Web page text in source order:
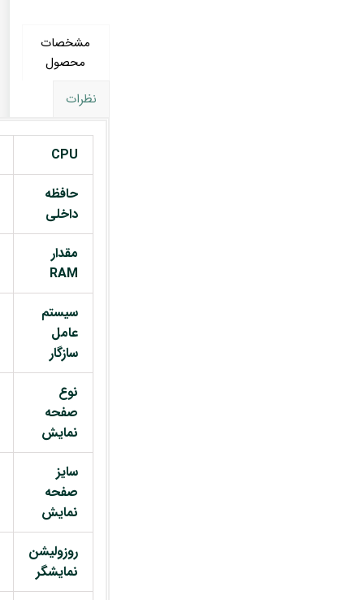
مشخصات
محصول
نظرات
CPU
حافظه
داخلی
مقدار
RAM
سیستم
عامل
سازگار
نوع
صفحه
نمایش
سایز
صفحه
نمایش
روزولیشن
نمایشگر